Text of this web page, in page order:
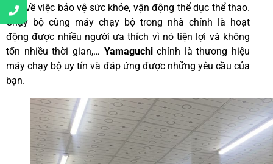
hơn về việc bảo vệ sức khỏe, vận động thể dục thể thao.
Chạy bộ cùng máy chạy bộ trong nhà chính là hoạt
động được nhiều người ưa thích vì nó tiện lợi và không
tốn nhiều thời gian,… Yamaguchichính là thương hiệu
máy chạy bộ uy tín và đáp ứng được những yêu cầu của
bạn.